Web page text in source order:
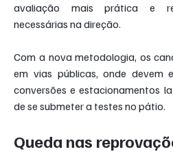
avaliação mais prática e
necessárias na direção.
Com a nova metodologia, os
em vias públicas, onde devem
conversões e estacionamentos
de se submeter a testes no pátio.
Queda nas